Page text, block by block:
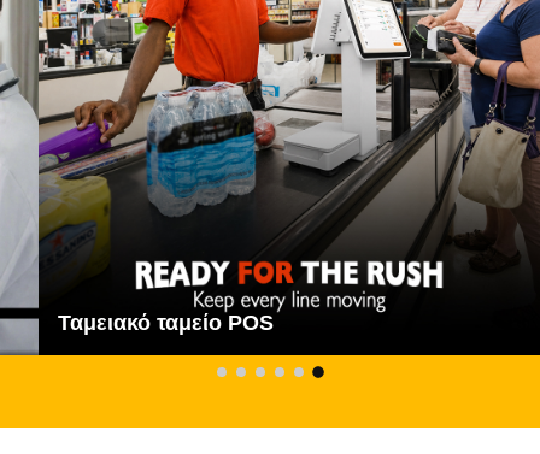
Ταμειακό ταμείο POS